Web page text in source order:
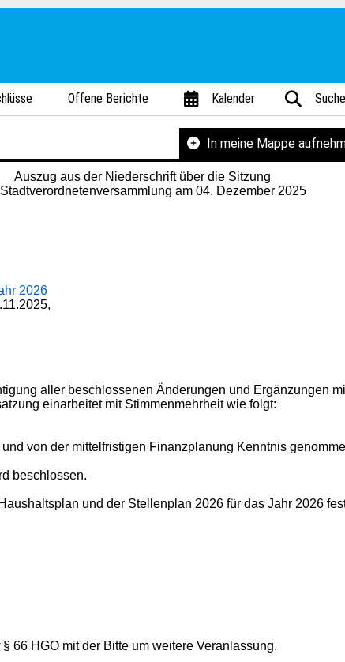
Offene Berichte Kalender Suche
In meine Mappe
Auszug aus der Niederschrift über die Sitzung
am 04. Dezember 2025
2026
aller beschlossenen Änderungen und Ergänzungen
einarbeitet mit Stimmenmehrheit wie folgt:
von der mittelfristigen Finanzplanung Kenntnis
beschlossen.
und der Stellenplan 2026 für das Jahr 2026
66 HGO mit der Bitte um weitere Veranlassung.